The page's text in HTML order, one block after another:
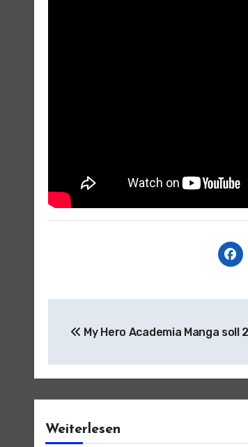
My Hero Academia Manga soll
Weiterlesen